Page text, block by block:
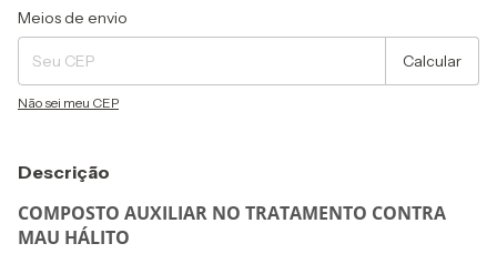
Entregas para o CEP:
Meios de envio
Calcular
Não sei meu CEP
Descrição
COMPOSTO AUXILIAR NO TRATAMENTO CONTRA
MAU HÁLITO